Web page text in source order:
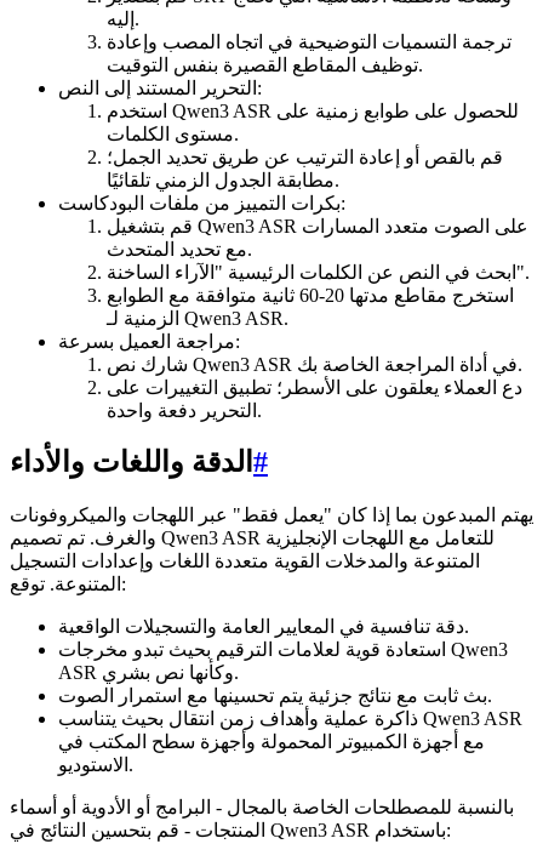
إليه.
ترجمة التسميات التوضيحية في اتجاه المصب وإعادة
توظيف المقاطع القصيرة بنفس التوقيت.
التحرير المستند إلى النص:
استخدم Qwen3 ASR للحصول على طوابع زمنية على
مستوى الكلمات.
قم بالقص أو إعادة الترتيب عن طريق تحديد الجمل؛
مطابقة الجدول الزمني تلقائيًا.
بكرات التمييز من ملفات البودكاست:
قم بتشغيل Qwen3 ASR على الصوت متعدد المسارات
مع تحديد المتحدث.
ابحث في النص عن الكلمات الرئيسية "الآراء الساخنة".
استخرج مقاطع مدتها 20-60 ثانية متوافقة مع الطوابع
الزمنية لـ Qwen3 ASR.
مراجعة العميل بسرعة:
شارك نص Qwen3 ASR في أداة المراجعة الخاصة بك.
دع العملاء يعلقون على الأسطر؛ تطبيق التغييرات على
التحرير دفعة واحدة.
الدقة واللغات والأداء #
يهتم المبدعون بما إذا كان "يعمل فقط" عبر اللهجات والميكروفونات
والغرف. تم تصميم Qwen3 ASR للتعامل مع اللهجات الإنجليزية
المتنوعة والمدخلات القوية متعددة اللغات وإعدادات التسجيل
المتنوعة. توقع:
دقة تنافسية في المعايير العامة والتسجيلات الواقعية.
استعادة قوية لعلامات الترقيم بحيث تبدو مخرجات Qwen3
ASR وكأنها نص بشري.
بث ثابت مع نتائج جزئية يتم تحسينها مع استمرار الصوت.
ذاكرة عملية وأهداف زمن انتقال بحيث يتناسب Qwen3 ASR
مع أجهزة الكمبيوتر المحمولة وأجهزة سطح المكتب في
الاستوديو.
بالنسبة للمصطلحات الخاصة بالمجال - البرامج أو الأدوية أو أسماء
المنتجات - قم بتحسين النتائج في Qwen3 ASR باستخدام: